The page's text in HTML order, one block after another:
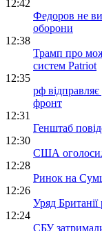
12:42
Федоров не
оборони
12:38
Трамп про
систем Patriot
12:35
рф
фронт
12:31
Генштаб
12:30
США
12:28
Ринок на
12:26
Уряд
12:24
СБУ